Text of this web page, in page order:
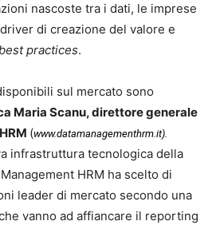
nascoste tra i dati, le imprese
di creazione del valore e
practices.
sul mercato sono
Maria Scanu, direttore generale
(www.datamanagementhrm.it).
infrastruttura tecnologica della
HRM ha scelto di
leader di mercato secondo una
vanno ad affiancare il reporting